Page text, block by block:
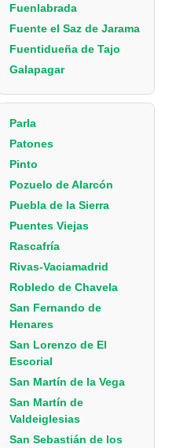
Fuenlabrada
Fuente el Saz de Jarama
Fuentidueña de Tajo
Galapagar
Parla
Patones
Pinto
Pozuelo de Alarcón
Puebla de la Sierra
Puentes Viejas
Rascafría
Rivas-Vaciamadrid
Robledo de Chavela
San Fernando de
Henares
San Lorenzo de El
Escorial
San Martín de la Vega
San Martín de
Valdeiglesias
San Sebastián de los